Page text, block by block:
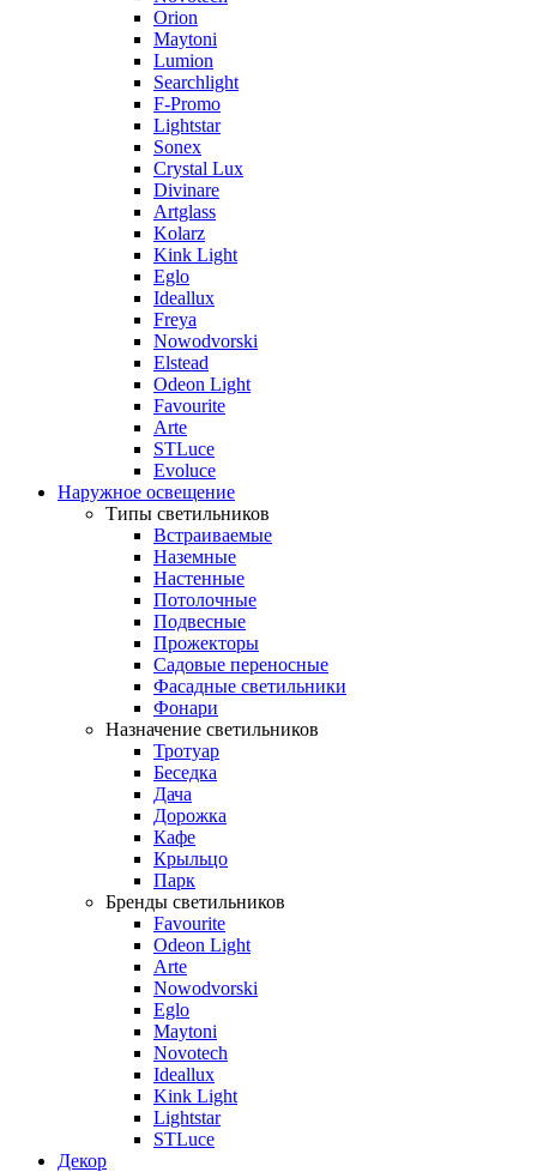
Orion
Maytoni
Lumion
Searchlight
F-Promo
Lightstar
Sonex
Crystal Lux
Divinare
Artglass
Kolarz
Kink Light
Eglo
Ideallux
Freya
Nowodvorski
Elstead
Odeon Light
Favourite
Arte
STLuce
Evoluce
Наружное освещение
Типы светильников
Встраиваемые
Наземные
Настенные
Потолочные
Подвесные
Прожекторы
Садовые переносные
Фасадные светильники
Фонари
Назначение светильников
Тротуар
Беседка
Дача
Дорожка
Кафе
Крыльцо
Парк
Бренды светильников
Favourite
Odeon Light
Arte
Nowodvorski
Eglo
Maytoni
Novotech
Ideallux
Kink Light
Lightstar
STLuce
Декор